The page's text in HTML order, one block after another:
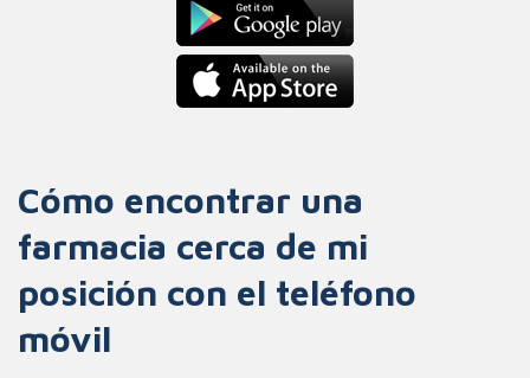
Cómo encontrar una
farmacia cerca de mi
posición con el teléfono
móvil